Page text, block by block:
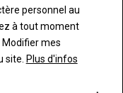
d'ingéniosité
personnel au
à tout moment
Modifier mes
site. Plus d'infos